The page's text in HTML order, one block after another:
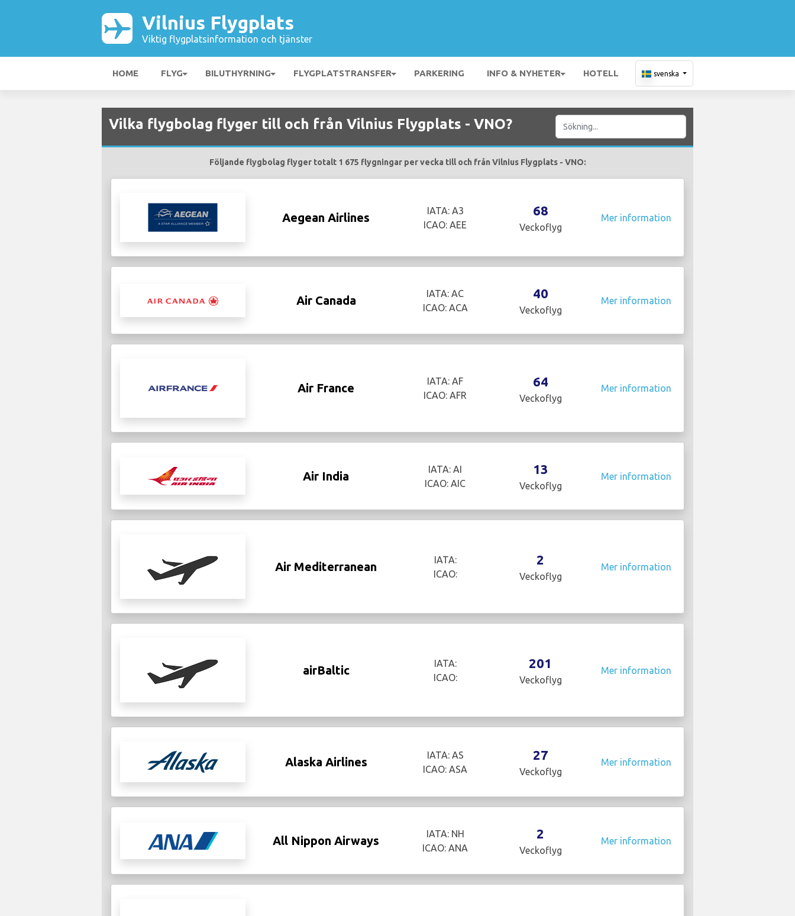
Vilnius Flygplats
Viktig flygplatsinformation och tjänster
HOME FLYG BILUTHYRNING FLYGPLATSTRANSFER PARKERING INFO & NYHETER HOTELL svenska
Vilka flygbolag flyger till och från Vilnius Flygplats - VNO?
Följande flygbolag flyger totalt 1 675 flygningar per vecka till och från Vilnius Flygplats - VNO:
Aegean Airlines
IATA: A3
ICAO: AEE
68
Veckoflyg
Mer information
Air Canada
IATA: AC
ICAO: ACA
40
Veckoflyg
Mer information
Air France
IATA: AF
ICAO: AFR
64
Veckoflyg
Mer information
Air India
IATA: AI
ICAO: AIC
13
Veckoflyg
Mer information
Air Mediterranean
IATA:
ICAO:
2
Veckoflyg
Mer information
airBaltic
IATA:
ICAO:
201
Veckoflyg
Mer information
Alaska Airlines
IATA: AS
ICAO: ASA
27
Veckoflyg
Mer information
All Nippon Airways
IATA: NH
ICAO: ANA
2
Veckoflyg
Mer information